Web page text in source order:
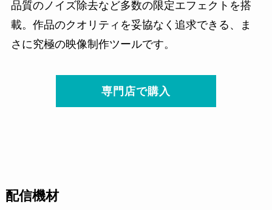
品質のノイズ除去など多数の限定エフェクトを搭
載。作品のクオリティを妥協なく追求できる、ま
さに究極の映像制作ツールです。
専門店で購入
配信機材